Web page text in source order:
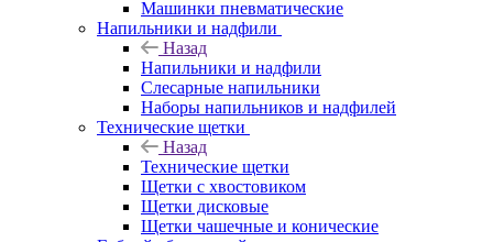
Машинки пневматические
Напильники и надфили
Назад
Напильники и надфили
Слесарные напильники
Наборы напильников и надфилей
Технические щетки
Назад
Технические щетки
Щетки с хвостовиком
Щетки дисковые
Щетки чашечные и конические